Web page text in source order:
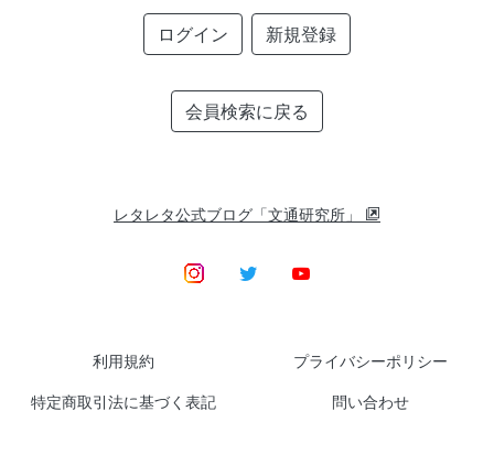
ログイン 新規登録
会員検索に戻る
レタレタ公式ブログ「文通研究所」
利用規約 プライバシーポリシー
特定商取引法に基づく表記 問い合わせ